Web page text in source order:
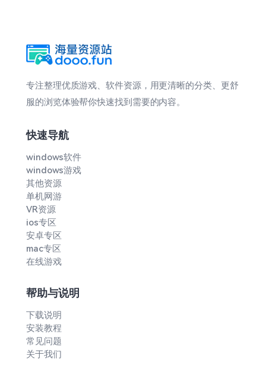
专注整理优质游戏、软件资源，用更清晰的分类、更舒
服的浏览体验帮你快速找到需要的内容。
快速导航
windows软件
windows游戏
其他资源
单机网游
VR资源
ios专区
安卓专区
mac专区
在线游戏
帮助与说明
下载说明
安装教程
常见问题
关于我们